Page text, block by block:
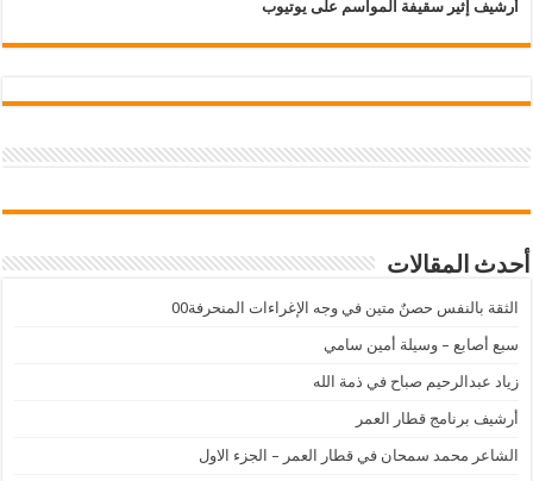
أرشيف إثير سقيفة المواسم على يوتيوب
أحدث المقالات
الثقة بالنفس حصنٌ متين في وجه الإغراءات المنحرفة00
سبع أصابع – وسيلة أمين سامي
زياد عبدالرحيم صباح في ذمة الله
أرشيف برنامج قطار العمر
الشاعر محمد سمحان في قطار العمر – الجزء الاول